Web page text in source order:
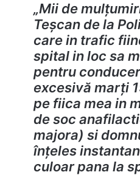
„Mii de
Teșcan de la
care in trafic
spital in loc sa
pentru
excesivă marți
pe fiica mea in
de soc
majora) si
înțeles
culoar pana la